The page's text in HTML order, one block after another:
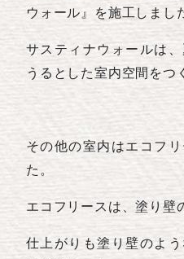
ウォール』を施工しまし
サスティナウォールは
うるとした室内空間をつ
その他の室内はエコフ
た。
エコフリースは、塗り壁
仕上がりも塗り壁のよ